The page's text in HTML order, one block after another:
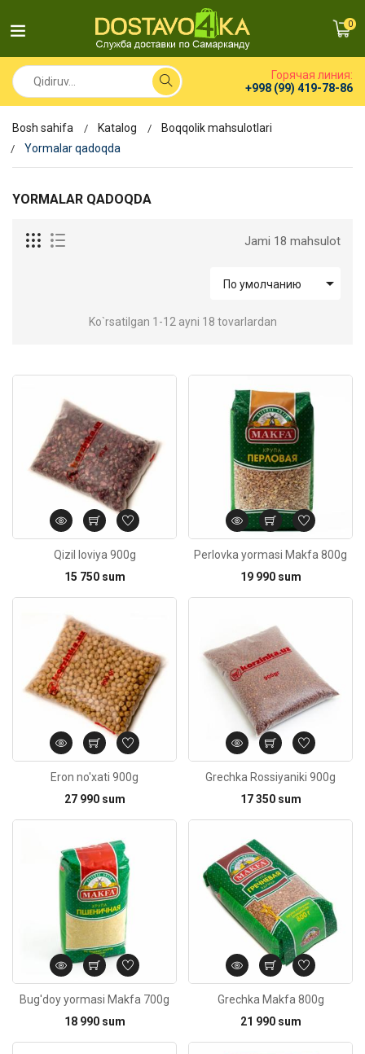
0
Горячая линия:
+998 (99) 419-78-86
Bosh sahifa Katalog
Boqqolik mahsulotlari
Yormalar qadoqda
YORMALAR QADOQDA
Jami 18 mahsulot
По умолчанию 
Ko`rsatilgan 1-12 ayni 18 tovarlardan
Qizil loviya 900g
15 750 sum
Perlovka yormasi Makfa 800g
19 990 sum
Eron no'xati 900g
27 990 sum
Grechka Rossiyaniki 900g
17 350 sum
Bug'doy yormasi Makfa 700g
18 990 sum
Grechka Makfa 800g
21 990 sum